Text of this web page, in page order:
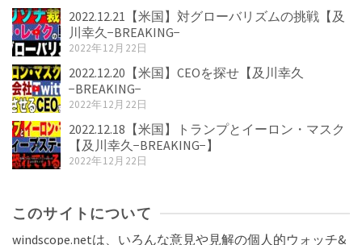
2022.12.21【米国】対グローバリズムの挑戦【及
川幸久−BREAKING−
2022年12月22日
2022.12.20【米国】CEOを探せ【及川幸久
−BREAKING−
2022年12月22日
2022.12.18【米国】トランプとイーロン・マスク
【及川幸久−BREAKING−】
2022年12月22日
このサイトについて
windscope.netは、いろんな意見や見解の個人的ウォッチ&